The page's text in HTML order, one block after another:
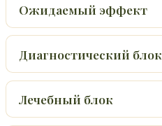
Ожидаемый эффект
Диагностический блок
Лечебный блок